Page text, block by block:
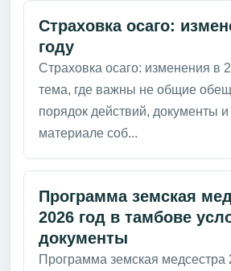
Страховка осаго:
году
Страховка осаго: изменения в
тема, где важны не общие
порядок действий, документы
материале соб...
Программа земская
2026 год в тамбове
документы
Программа земская медсестра